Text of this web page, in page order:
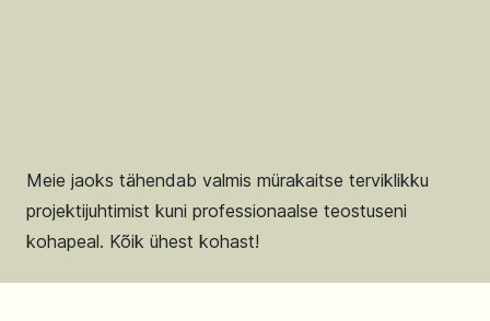
Meie jaoks tähendab valmis mürakaitse terviklikku
projektijuhtimist kuni professionaalse teostuseni
kohapeal. Kõik ühest kohast!